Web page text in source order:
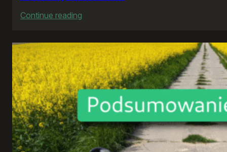
Continue reading
młodych
lewaków